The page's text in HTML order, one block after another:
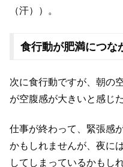
（汗））。
食行動が肥満につな
次に食行動ですが、朝の
が空腹感が大きいと感じ
仕事が終わって、緊張感
かもしれませんが、夜に
してしまっているかもし